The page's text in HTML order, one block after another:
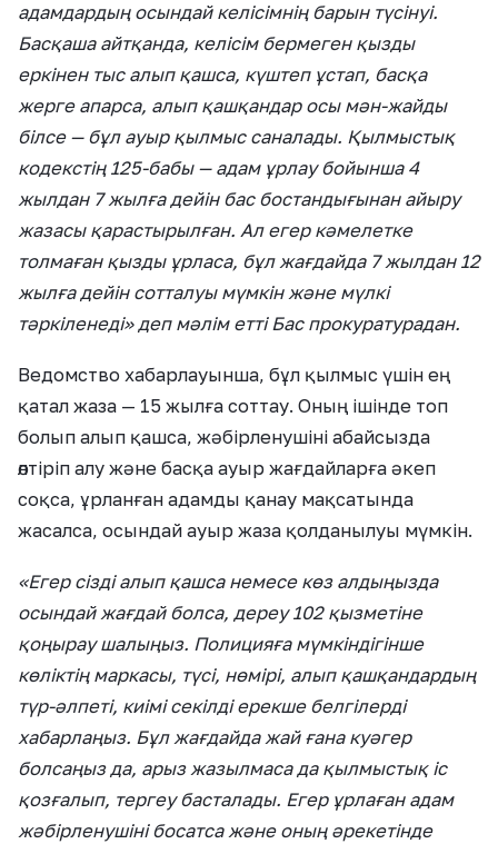
адамдардың осындай келісімнің барын түсінуі.
Басқаша айтқанда, келісім бермеген қызды
еркінен тыс алып қашса, күштеп ұстап, басқа
жерге апарса, алып қашқандар осы мән-жайды
білсе — бұл ауыр қылмыс саналады. Қылмыстық
кодекстің 125-бабы — адам ұрлау бойынша 4
жылдан 7 жылға дейін бас бостандығынан айыру
жазасы қарастырылған. Ал егер кәмелетке
толмаған қызды ұрласа, бұл жағдайда 7 жылдан 12
жылға дейін сотталуы мүмкін және мүлкі
тәркіленеді» деп мәлім етті Бас прокуратурадан.
Ведомство хабарлауынша, бұл қылмыс үшін ең
қатал жаза — 15 жылға соттау. Оның ішінде топ
болып алып қашса, жәбірленушіні абайсызда
өлтіріп алу және басқа ауыр жағдайларға әкеп
соқса, ұрланған адамды қанау мақсатында
жасалса, осындай ауыр жаза қолданылуы мүмкін.
«Егер сізді алып қашса немесе көз алдыңызда
осындай жағдай болса, дереу 102 қызметіне
қоңырау шалыңыз. Полицияға мүмкіндігінше
көліктің маркасы, түсі, нөмірі, алып қашқандардың
түр-әлпеті, киімі секілді ерекше белгілерді
хабарлаңыз. Бұл жағдайда жай ғана куәгер
болсаңыз да, арыз жазылмаса да қылмыстық іс
қозғалып, тергеу басталады. Егер ұрлаған адам
жәбірленушіні босатса және оның әрекетінде